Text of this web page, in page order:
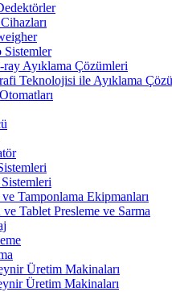
Sistemler
Ayıklama Çözümleri
Teknolojisi ile Ayıklama
ve Tamponlama Ekipmanları
Tablet Presleme ve Sarma
Üretim Makinaları
Üretim Makinaları